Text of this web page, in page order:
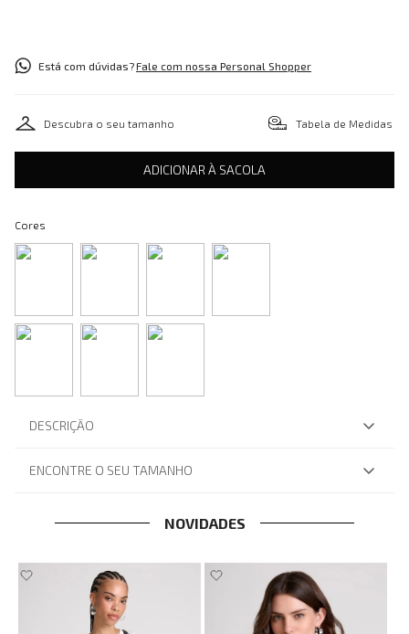
Está com dúvidas?Fale com nossa Personal Shopper
Descubra o seu tamanho Tabela de Medidas
ADICIONAR À SACOLA
Cores
DESCRIÇÃO
ENCONTRE O SEU TAMANHO
NOVIDADES